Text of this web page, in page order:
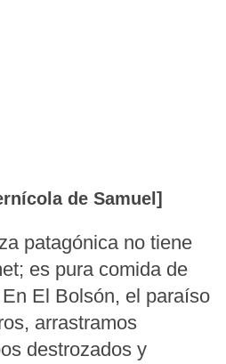
de Samuel]
patagónica no tiene
es pura comida de
El Bolsón, el paraíso
arrastramos
destrozados y